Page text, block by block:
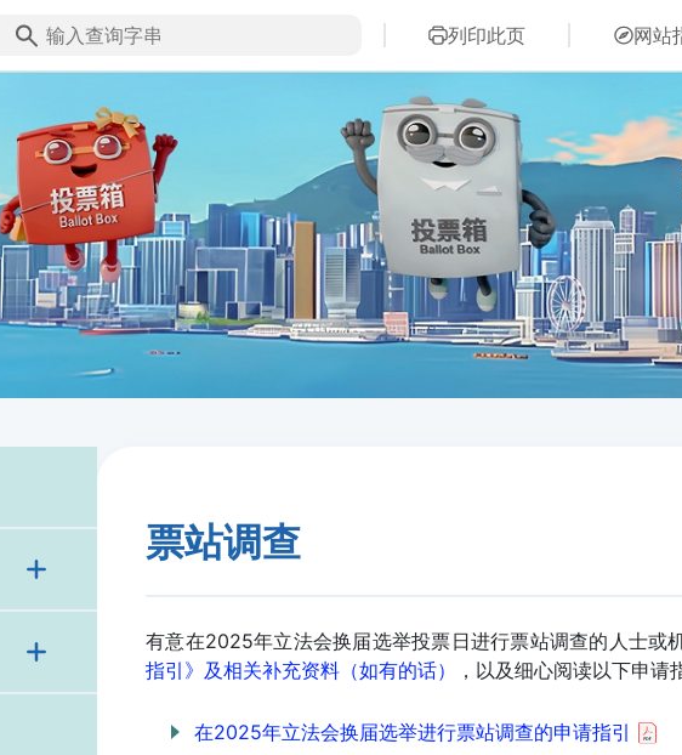
列印此页 网站
票站调查
有意在2025年立法会换届选举投票日进行票站调查的人士或
指引》及相关补充资料（如有的话）
，以及细心阅读以下申请
在2025年立法会换届选举进行票站调查的申请指引